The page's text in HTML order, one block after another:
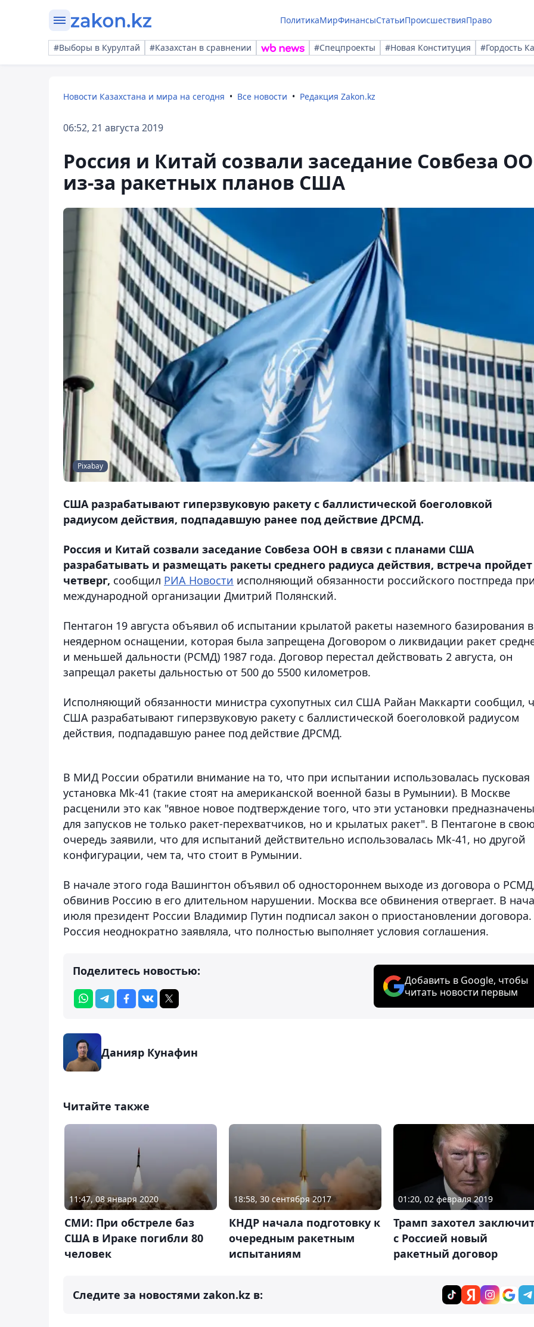
ПолитикаМирФинансыСтатьиПроисшествияПраво
#Выборы в Курултай #Казахстан в сравнении #Спецпроекты #Новая Конституция #Гордость
Новости Казахстана и мира на сегодня Все новости Редакция Zakon.kz
06:52, 21 августа 2019
Россия и Китай созвали заседание Совбеза
из-за ракетных планов США
Pixabay
США разрабатывают гиперзвуковую ракету с баллистической боеголовкой
радиусом действия, подпадавшую ранее под действие ДРСМД.
Россия и Китай созвали заседание Совбеза ООН в связи с планами США
разрабатывать и размещать ракеты среднего радиуса действия, встреча
четверг, сообщил РИА Новости исполняющий обязанности российского постпреда при
международной организации Дмитрий Полянский.
Пентагон 19 августа объявил об испытании крылатой ракеты наземного базирования в
неядерном оснащении, которая была запрещена Договором о ликвидации ракет
и меньшей дальности (РСМД) 1987 года. Договор перестал действовать 2 августа, он
запрещал ракеты дальностью от 500 до 5500 километров.
Исполняющий обязанности министра сухопутных сил США Райан Маккарти сообщил,
США разрабатывают гиперзвуковую ракету с баллистической боеголовкой радиусом
действия, подпадавшую ранее под действие ДРСМД.
В МИД России обратили внимание на то, что при испытании использовалась пусковая
установка Mk-41 (такие стоят на американской военной базы в Румынии). В Москве
расценили это как "явное новое подтверждение того, что эти установки предназначены
для запусков не только ракет-перехватчиков, но и крылатых ракет". В Пентагоне в свою
очередь заявили, что для испытаний действительно использовалась Mk-41, но другой
конфигурации, чем та, что стоит в Румынии.
В начале этого года Вашингтон объявил об одностороннем выходе из договора о
обвинив Россию в его длительном нарушении. Москва все обвинения отвергает. В
июля президент России Владимир Путин подписал закон о приостановлении договора.
Россия неоднократно заявляла, что полностью выполняет условия соглашения.
Поделитесь новостью:
Добавить в Google, чтобы
читать новости первым
Данияр Кунафин
Читайте также
11:47, 08 января 2020
СМИ: При обстреле баз
США в Ираке погибли 80
человек
18:58, 30 сентября 2017
КНДР начала подготовку к
очередным ракетным
испытаниям
01:20, 02 февраля 2019
Трамп захотел
с Россией новый
ракетный договор
Следите за новостями zakon.kz в: